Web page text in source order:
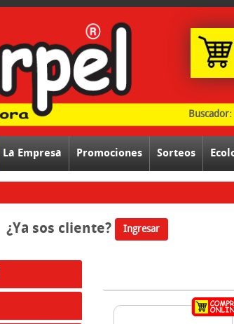
Buscador:
La Empresa Promociones Sorteos
¿Ya sos cliente? Ingresar